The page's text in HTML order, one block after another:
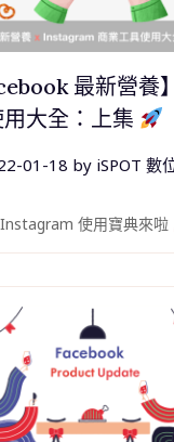
最新營
大全：上集
01-18 by iSPOT 數
使用寶典來啦